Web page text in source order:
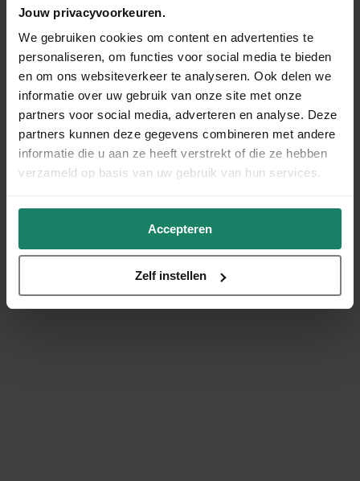
Jouw privacyvoorkeuren.
We gebruiken cookies om content en advertenties te
personaliseren, om functies voor social media te bieden
en om ons websiteverkeer te analyseren. Ook delen we
informatie over uw gebruik van onze site met onze
partners voor social media, adverteren en analyse. Deze
partners kunnen deze gegevens combineren met andere
informatie die u aan ze heeft verstrekt of die ze hebben
verzameld op basis van uw gebruik van hun services.
Accepteren
Zelf instellen